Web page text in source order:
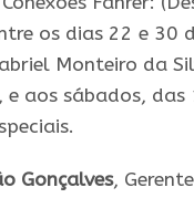
os dias 22 e 30
Monteiro da
e aos sábados,
Gonçalves,